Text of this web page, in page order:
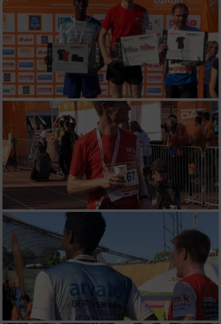
Performance
Funktional
Werbung